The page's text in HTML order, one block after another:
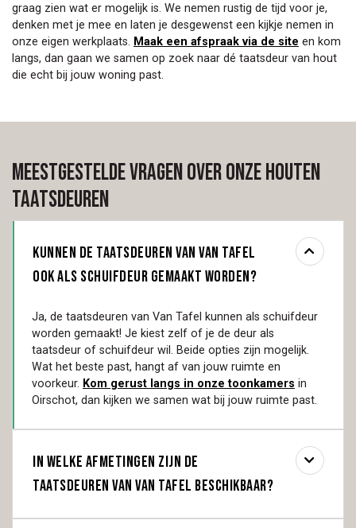
graag zien wat er mogelijk is. We nemen rustig de tijd voor je,
denken met je mee en laten je desgewenst een kijkje nemen in
onze eigen werkplaats. Maak een afspraak via de site en kom
langs, dan gaan we samen op zoek naar dé taatsdeur van hout
die echt bij jouw woning past.
Meestgestelde vragen over onze houten
taatsdeuren
Kunnen de taatsdeuren van Van Tafel
ook als schuifdeur gemaakt worden?
Ja, de taatsdeuren van Van Tafel kunnen als schuifdeur
worden gemaakt! Je kiest zelf of je de deur als
taatsdeur of schuifdeur wil. Beide opties zijn mogelijk.
Wat het beste past, hangt af van jouw ruimte en
voorkeur. Kom gerust langs in onze toonkamers in
Oirschot, dan kijken we samen wat bij jouw ruimte past.
In welke afmetingen zijn de
taatsdeuren van Van Tafel beschikbaar?